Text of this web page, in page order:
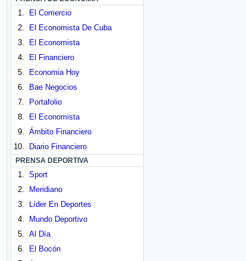
El Comercio
El Economista De Cuba
El Economista
El Financiero
Economia Hoy
Bae Negocios
Portafolio
El Economista
Ámbito Financiero
Diario Financiero
PRENSA DEPORTIVA
Sport
Meridiano
Líder En Deportes
Mundo Deportivo
Al Día
El Bocón